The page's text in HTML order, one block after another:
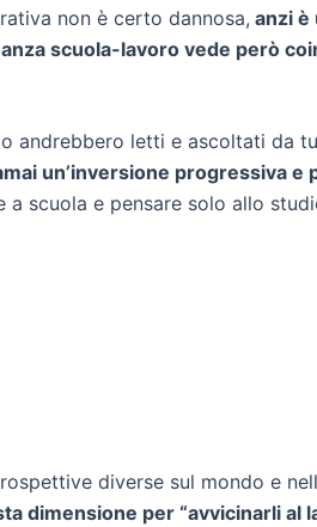
non è certo dannosa, anzi è
scuola-lavoro vede però
andrebbero letti e ascoltati da
un’inversione progressiva e
scuola e pensare solo allo
diverse sul mondo e
dimensione per “avvicinarli al